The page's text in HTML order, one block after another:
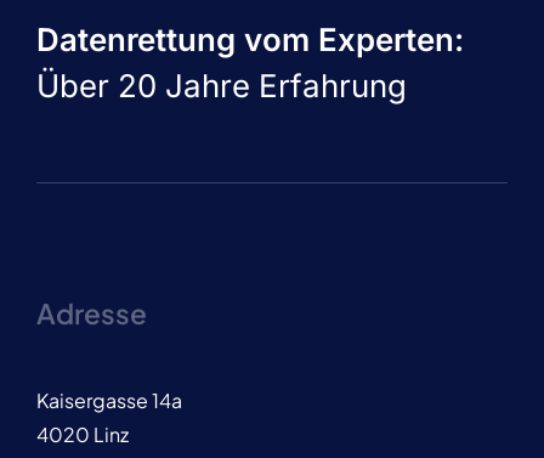
Datenrettung vom Experten:
Über 20 Jahre Erfahrung
Adresse
Kaisergasse 14a
4020 Linz